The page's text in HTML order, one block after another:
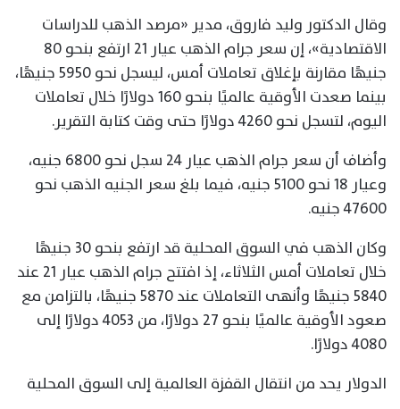
وقال الدكتور وليد فاروق، مدير «مرصد الذهب للدراسات
الاقتصادية»، إن سعر جرام الذهب عيار 21 ارتفع بنحو 80
جنيهًا مقارنة بإغلاق تعاملات أمس، ليسجل نحو 5950 جنيهًا،
بينما صعدت الأوقية عالميًا بنحو 160 دولارًا خلال تعاملات
اليوم، لتسجل نحو 4260 دولارًا حتى وقت كتابة التقرير.
وأضاف أن سعر جرام الذهب عيار 24 سجل نحو 6800 جنيه،
وعيار 18 نحو 5100 جنيه، فيما بلغ سعر الجنيه الذهب نحو
47600 جنيه.
وكان الذهب في السوق المحلية قد ارتفع بنحو 30 جنيهًا
خلال تعاملات أمس الثلاثاء، إذ افتتح جرام الذهب عيار 21 عند
5840 جنيهًا وأنهى التعاملات عند 5870 جنيهًا، بالتزامن مع
صعود الأوقية عالميًا بنحو 27 دولارًا، من 4053 دولارًا إلى
4080 دولارًا.
الدولار يحد من انتقال القفزة العالمية إلى السوق المحلية